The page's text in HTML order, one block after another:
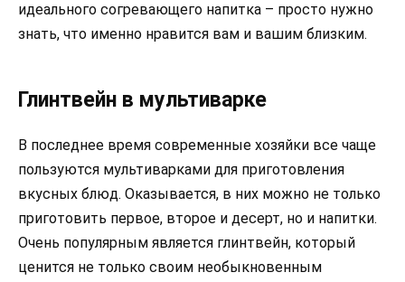
идеального согревающего напитка – просто нужно
знать, что именно нравится вам и вашим близким.
Глинтвейн в мультиварке
В последнее время современные хозяйки все чаще
пользуются мультиварками для приготовления
вкусных блюд. Оказывается, в них можно не только
приготовить первое, второе и десерт, но и напитки.
Очень популярным является глинтвейн, который
ценится не только своим необыкновенным